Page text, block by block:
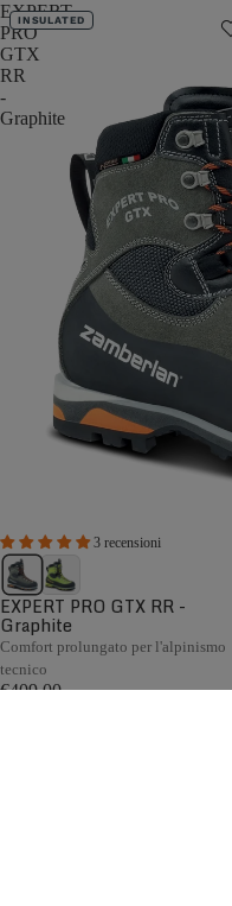
EXPERT
PRO
GTX
RR
-
Graphite
3 recensioni
INSULATED
EXPERT PRO GTX RR -
Graphite
Comfort prolungato per l'alpinismo
tecnico
€409,00